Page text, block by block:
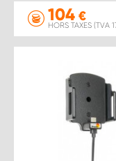
104 €
HORS TAXES (TVA